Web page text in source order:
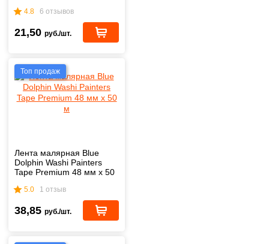
4.8 6 отзывов
21,50 руб./шт.
Топ продаж
Лента малярная Blue
Dolphin Washi Painters
Tape Premium 48 мм х 50
5.0 1 отзыв
38,85 руб./шт.